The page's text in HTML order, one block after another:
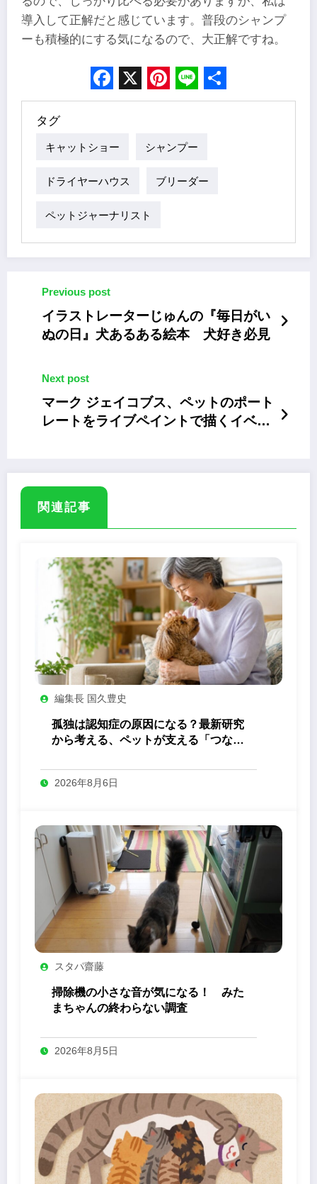
導入して正解だと感じています。普段のシャンプ
ーも積極的にする気になるので、大正解ですね。
Facebook
X Pinterest
LineShare
タグ
キャットショー シャンプー
ドライヤーハウス ブリーダー
ペットジャーナリスト
Previous post
イラストレーターじゅんの『毎日がい
ぬの日』犬あるある絵本 犬好き必見
Next post
マーク ジェイコブス、ペットのポート
レートをライブペイントで描くイベン
関連記事
編集長 国久豊史
孤独は認知症の原因になる？最新研究
から考える、ペットが支える「つなが
2026年8月6日
スタパ齋藤
掃除機の小さな音が気になる！ みた
まちゃんの終わらない調査
2026年8月5日